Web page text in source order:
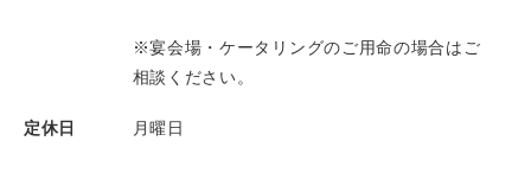
※宴会場・ケータリングのご用命の場合はご
相談ください。
定休日 月曜日